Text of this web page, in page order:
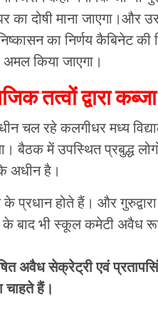
का दोषी माना जाएगा।और
का निर्णय कैबिनेट
किया जाएगा।
तत्वों द्वारा
चल रहे कलगीधर मध्य
बैठक में उपस्थित प्रबुद्ध
अधीन है।
प्रधान होते हैं। और
के बाद भी स्कूल कमेटी
अवैध सेक्रेट्री एवं
चाहते हैं।